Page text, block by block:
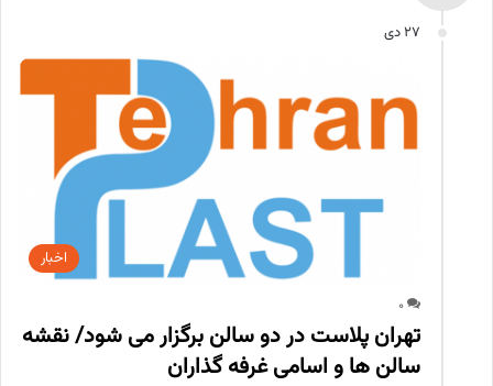
27 دی
اخبار
0
تهران پلاست در دو سالن برگزار می شود/ نقشه
سالن ها و اسامی غرفه گذاران